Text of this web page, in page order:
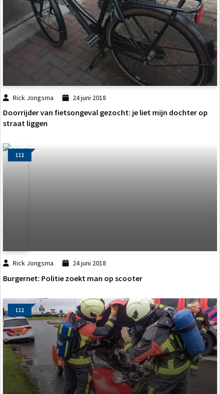
Rick Jongsma 24 juni 2018
Doorrijder van fietsongeval gezocht: je liet mijn dochter op
straat liggen
112
Rick Jongsma 24 juni 2018
Burgernet: Politie zoekt man op scooter
112